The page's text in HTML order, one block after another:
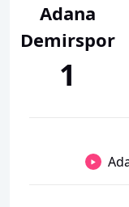
Adana
Demirspor
1